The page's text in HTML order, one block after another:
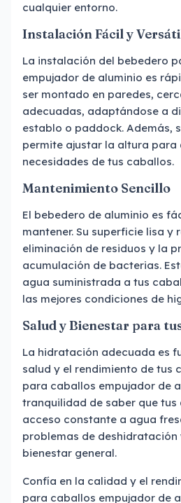
cualquier entorno.
Instalación Fácil y
La instalación del bebedero
empujador de aluminio es
ser montado en paredes,
adecuadas, adaptándose a
establo o paddock. Además,
permite ajustar la altura para
necesidades de tus caballos.
Mantenimiento Sencillo
El bebedero de aluminio es
mantener. Su superficie lisa
eliminación de residuos y la
acumulación de bacterias.
agua suministrada a tus
las mejores condiciones de
Salud y Bienestar para
La hidratación adecuada es
salud y el rendimiento de tus
para caballos empujador de
tranquilidad de saber que tus
acceso constante a agua
problemas de deshidratación
bienestar general.
Confía en la calidad y el
para caballos empujador de